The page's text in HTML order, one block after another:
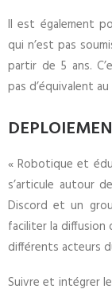
Il est également
qui n’est pas
partir de 5 ans.
pas d’équivalent
« Robotique et
s’articule autour
Discord et un
faciliter la diffusion
différents acteurs
Suivre et intégrer le